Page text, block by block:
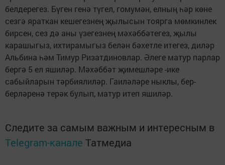
белдерегез. Бүген генә түгел, гомумән, елның һәр көне
сезгә яраткан кешегезнең җылысын тоярга мөмкинлек
бирсен, сез дә аны үзегезнең мәхәббәтегез, җылы
карашыгыз, ихтирамыгыз белән бәхетле итегез, диләр
Альбина һәм Тимур Ризатдиновлар. Әлеге матур парлар
бергә 5 ел яшиләр. Мәхәббәт җимешләре -ике
сабыйларын тәрбиялиләр. Гаиләләре ныклы, бер-
берләренә терәк булып, матур итеп яшиләр.
Следите за самым важным и интересным в
Telegram-канале Татмедиа